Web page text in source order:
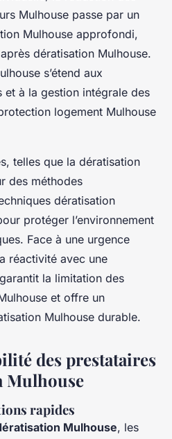
Mulhouse passe par un
Mulhouse approfondi,
dératisation Mulhouse.
s’étend aux
et à la gestion intégrale des
logement Mulhouse
telles que la dératisation
des méthodes
dératisation
protéger l’environnement
Face à une urgence
réactivité avec une
la limitation des
et offre un
Mulhouse durable.
des prestataires
Mulhouse
rapides
Mulhouse, les